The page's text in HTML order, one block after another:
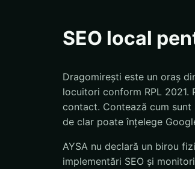
SEO local
Dragomirești este un oraș
locuitori conform RPL
contact. Contează cum
de clar poate înțelege
AYSA nu declară un birou
implementări SEO și